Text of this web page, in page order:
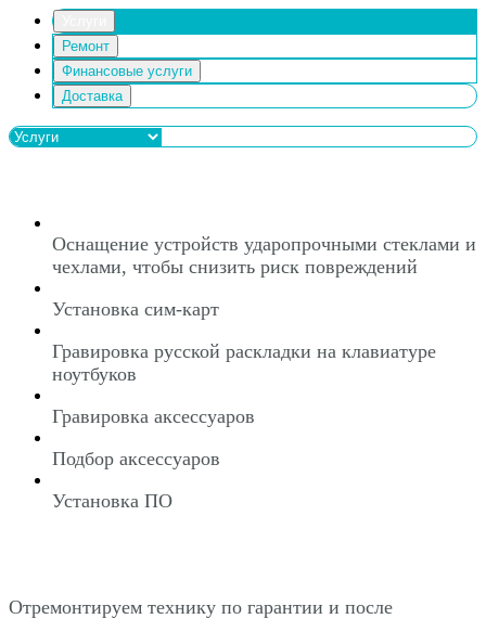
Ремонт
Финансовые услуги
Доставка
Оснащение устройств ударопрочными стеклами и
чехлами, чтобы снизить риск повреждений
Установка сим-карт
Гравировка русской раскладки на клавиатуре
ноутбуков
Гравировка аксессуаров
Подбор аксессуаров
Установка ПО
Отремонтируем технику по гарантии и после